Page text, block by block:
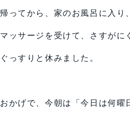
帰ってから、家のお風呂に入り
マッサージを受けて、さすがに
ぐっすりと休みました。
おかげで、今朝は「今日は何曜